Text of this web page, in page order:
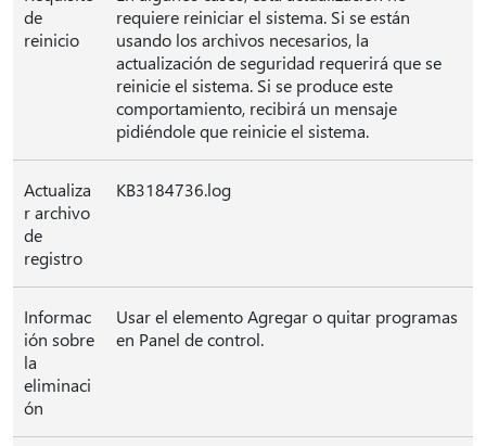
de
reinicio
requiere reiniciar el sistema. Si se están
usando los archivos necesarios, la
actualización de seguridad requerirá que se
reinicie el sistema. Si se produce este
comportamiento, recibirá un mensaje
pidiéndole que reinicie el sistema.
Actualiza
r archivo
de
registro
KB3184736.log
Informac
ión sobre
la
eliminaci
ón
Usar el elemento Agregar o quitar programas
en Panel de control.